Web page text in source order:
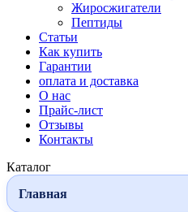
Жиросжигатели
Пептиды
Статьи
Как купить
Гарантии
оплата и доставка
О нас
Прайс-лист
Отзывы
Контакты
Каталог
Главная